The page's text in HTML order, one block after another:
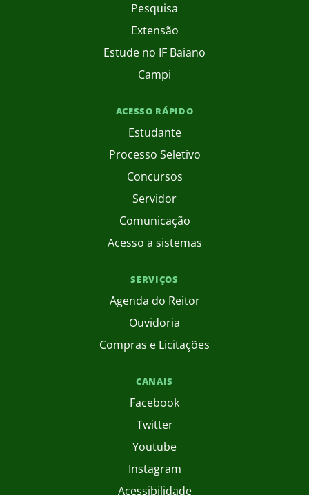
Pesquisa
Extensão
Estude no IF Baiano
Campi
ACESSO RÁPIDO
Estudante
Processo Seletivo
Concursos
Servidor
Comunicação
Acesso a sistemas
SERVIÇOS
Agenda do Reitor
Ouvidoria
Compras e Licitações
CANAIS
Facebook
Twitter
Youtube
Instagram
Acessibilidade